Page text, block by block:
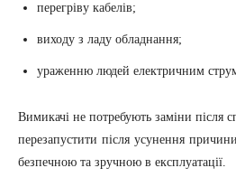
перегріву кабелів;
виходу з ладу обладнання;
ураженню людей електричним
Вимикачі не потребують заміни після
перезапустити після усунення
безпечною та зручною в експлуатації.